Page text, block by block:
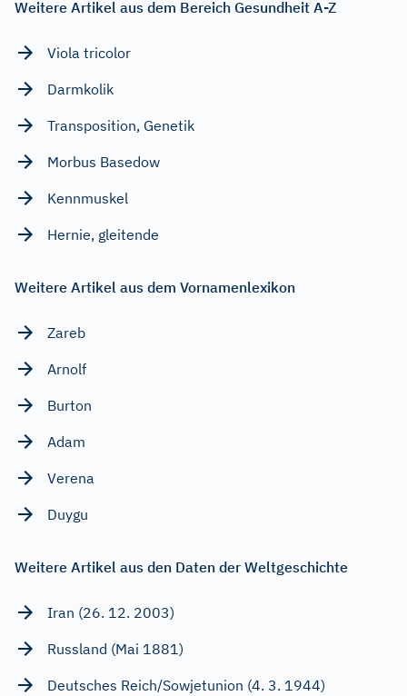
Weitere Artikel aus dem Bereich Gesundheit A-Z
Viola tricolor
Darmkolik
Transposition, Genetik
Morbus Basedow
Kennmuskel
Hernie, gleitende
Weitere Artikel aus dem Vornamenlexikon
Zareb
Arnolf
Burton
Adam
Verena
Duygu
Weitere Artikel aus den Daten der Weltgeschichte
Iran (26. 12. 2003)
Russland (Mai 1881)
Deutsches Reich/Sowjetunion (4. 3. 1944)